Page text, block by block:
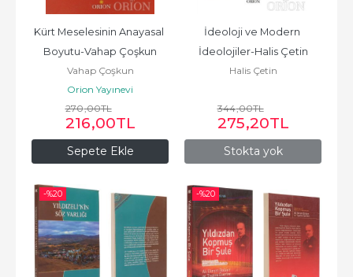
Sepete Ekle
Kürt Meselesinin Anayasal
Boyutu-Vahap Çoşkun
Vahap Çoşkun
Orion Yayınevi
270,00TL
216,00TL
Stokta yok
İdeoloji ve Modern
İdeolojiler-Halis Çetin
Halis Çetin
344,00TL
275,20TL
-%20 -%20